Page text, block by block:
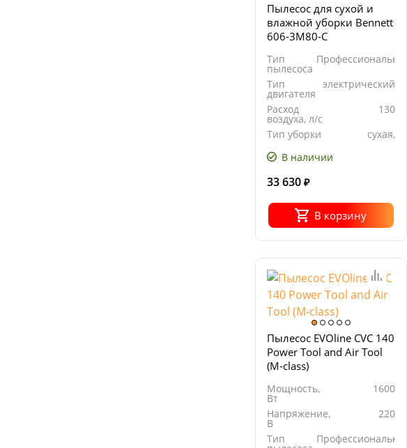
Пылесос для сухой и
влажной уборки Bennett
606-3M80-C
Тип
пылесоса
Профессиональный
Тип
двигателя
электрический
Расход
воздуха, л/с
130
Тип уборки
сухая,
влажная
В наличии
33 630 ₽
В корзину
Пылесос EVOline CVC 140
Power Tool and Air Tool
(M-class)
Мощность,
Вт
1600
Напряжение,
В
220
Тип
Профессиональный